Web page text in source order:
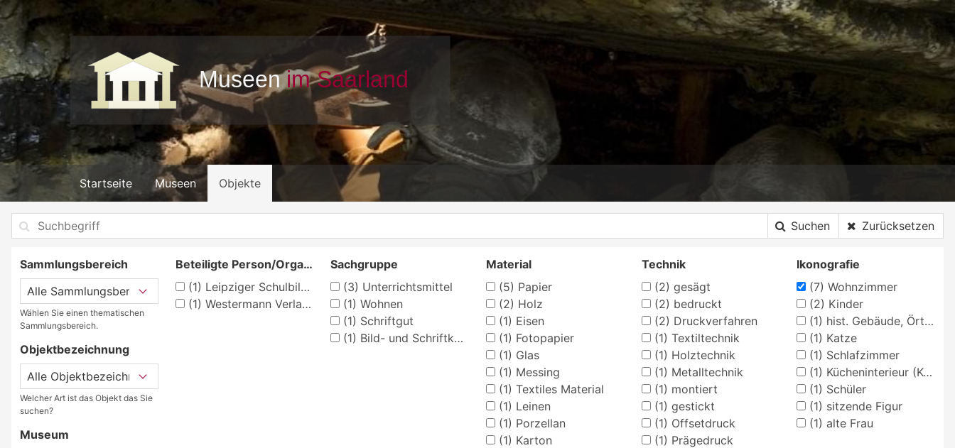
Startseite Museen Objekte
Suchen Zurücksetzen
Sammlungsbereich
Wählen Sie einen thematischen
Sammlungsbereich.
Objektbezeichnung
Welcher Art ist das Objekt das Sie
suchen?
Museum
Beteiligte Person/Organisation
(1) Leipziger Schulbilderverlag von F. E. Wachsmuth, Leipzig
(1) Westermann Verlag, Braunschweig, Georg
Sachgruppe
(3) Unterrichtsmittel
(1) Wohnen
(1) Schriftgut
(1) Bild- und Schriftkarten
Material
(5) Papier
(2) Holz
(1) Eisen
(1) Fotopapier
(1) Glas
(1) Messing
(1) Textiles Material
(1) Leinen
(1) Porzellan
(1) Karton
Technik
(2) gesägt
(2) bedruckt
(2) Druckverfahren
(1) Textiltechnik
(1) Holztechnik
(1) Metalltechnik
(1) montiert
(1) gestickt
(1) Offsetdruck
(1) Prägedruck
Ikonografie
(7) Wohnzimmer
(2) Kinder
(1) hist. Gebäude, Örtlichkeit, Straße
(1) Katze
(1) Schlafzimmer
(1) Kücheninterieur (Küchenstück)
(1) Schüler
(1) sitzende Figur
(1) alte Frau